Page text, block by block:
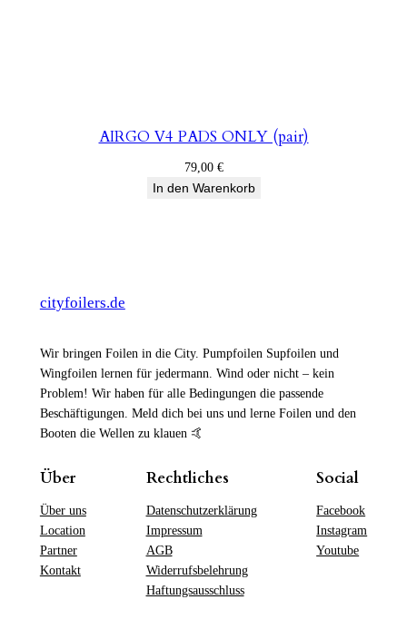
AIRGO V4 PADS ONLY (pair)
79,00 €
In den Warenkorb
cityfoilers.de
Wir bringen Foilen in die City. Pumpfoilen Supfoilen und
Wingfoilen lernen für jedermann. Wind oder nicht – kein
Problem! Wir haben für alle Bedingungen die passende
Beschäftigungen. Meld dich bei uns und lerne Foilen und den
Booten die Wellen zu klauen 🤙
Über
Über uns
Location
Partner
Kontakt
Rechtliches
Datenschutzerklärung
Impressum
AGB
Widerrufsbelehrung
Haftungsausschluss
Social
Facebook
Instagram
Youtube